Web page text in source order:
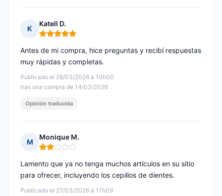
K
Katell D.
Nota: 5 de 5
Publicado el 28/03/2026 à 10h00
tras una compra de 14/03/2026
Antes de mi compra, hice preguntas y recibí respuestas
muy rápidas y completas.
Opinión traducida
M
Monique M.
Nota: 2 de 5
Publicado el 27/03/2026 à 17h09
Lamento que ya no tenga muchos artículos en su sitio
para ofrecer, incluyendo los cepillos de dientes.